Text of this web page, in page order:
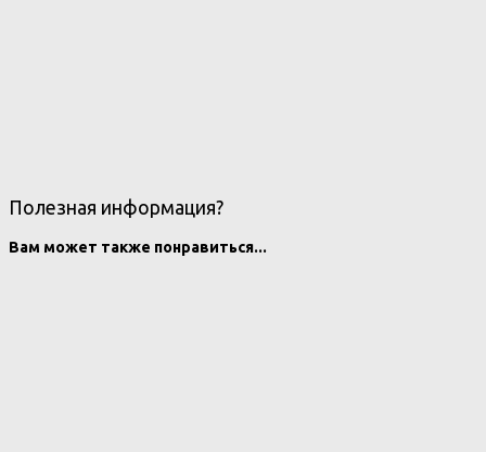
Полезная информация?
Вам может также понравиться...